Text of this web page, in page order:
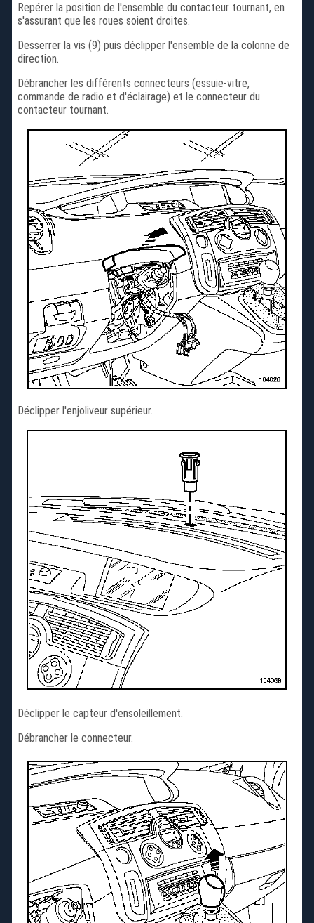
Repérer la position de l'ensemble du contacteur tournant, en
s'assurant que les roues soient droites.
Desserrer la vis (9) puis déclipper l'ensemble de la colonne de
direction.
Débrancher les différents connecteurs (essuie-vitre,
commande de radio et d'éclairage) et le connecteur du
contacteur tournant.
Déclipper l'enjoliveur supérieur.
Déclipper le capteur d'ensoleillement.
Débrancher le connecteur.